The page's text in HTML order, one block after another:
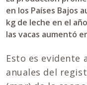
en los Países Bajos
kg de leche en el
las vacas aumentó
Esto es evidente
anuales del